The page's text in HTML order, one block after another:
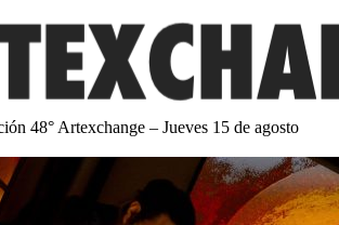
48° Artexchange – Jueves 15 de agosto